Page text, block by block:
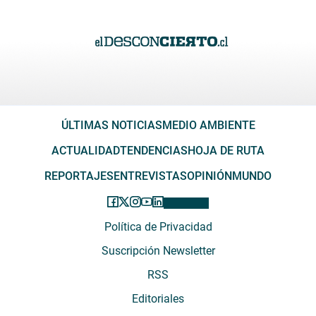
ÚLTIMAS NOTICIAS MEDIO AMBIENTE
ACTUALIDADTENDENCIAS HOJA DE RUTA
REPORTAJES ENTREVISTASOPINIÓN MUNDO
Política de Privacidad
Suscripción Newsletter
RSS
Editoriales